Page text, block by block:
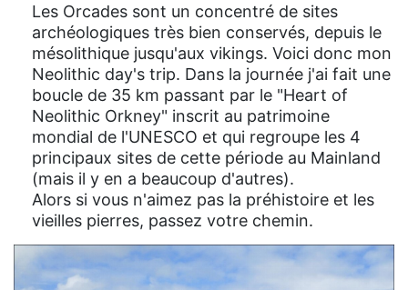
Les Orcades sont un concentré de sites
archéologiques très bien conservés, depuis le
mésolithique jusqu'aux vikings. Voici donc mon
Neolithic day's trip. Dans la journée j'ai fait une
boucle de 35 km passant par le "Heart of
Neolithic Orkney" inscrit au patrimoine
mondial de l'UNESCO et qui regroupe les 4
principaux sites de cette période au Mainland
(mais il y en a beaucoup d'autres).
Alors si vous n'aimez pas la préhistoire et les
vieilles pierres, passez votre chemin.